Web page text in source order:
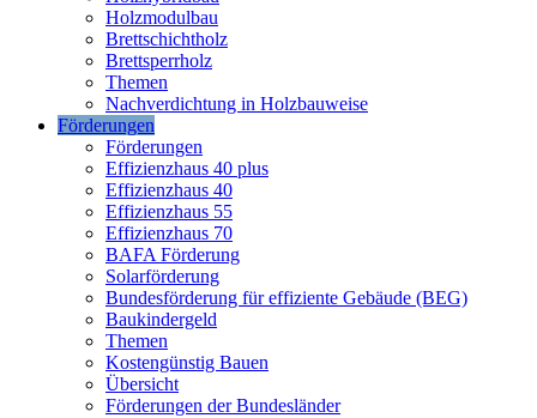
Holzmodulbau
Brettschichtholz
Brettsperrholz
Themen
Nachverdichtung in Holzbauweise
Förderungen
Förderungen
Effizienzhaus 40 plus
Effizienzhaus 40
Effizienzhaus 55
Effizienzhaus 70
BAFA Förderung
Solarförderung
Bundesförderung für effiziente Gebäude (BEG)
Baukindergeld
Themen
Kostengünstig Bauen
Übersicht
Förderungen der Bundesländer